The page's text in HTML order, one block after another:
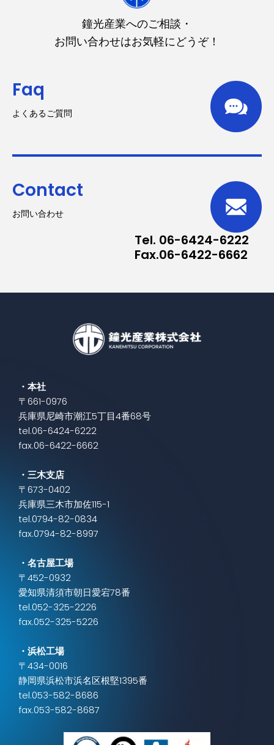
鐘光産業へのご相談・
お問い合わせはお気軽にどうぞ！
Faq
よくあるご質問
Contact
お問い合わせ
Tel. 06-6424-6222
Fax.06-6422-6662
・本社
〒661-0976
兵庫県尼崎市潮江5丁目4番68号
tel.06-6424-6222
fax.06-6422-6662
・三木支店
〒673-0402
兵庫県三木市加佐115-1
tel.0794-82-0834
fax.0794-82-8997
・名古屋工場
〒452-0932
愛知県清須市朝日愛宕78番
tel.052-325-2226
fax.052-325-5226
・浜松工場
〒434-0016
静岡県浜松市浜名区根堅1395番
tel.053-582-8686
fax.053-582-8687